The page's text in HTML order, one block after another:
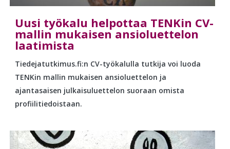
Uusi työkalu helpottaa TENKin CV-
mallin mukaisen ansioluettelon
laatimista
Tiedejatutkimus.fi:n CV-työkalulla tutkija voi luoda
TENKin mallin mukaisen ansioluettelon ja
ajantasaisen julkaisuluettelon suoraan omista
profiilitiedoistaan.